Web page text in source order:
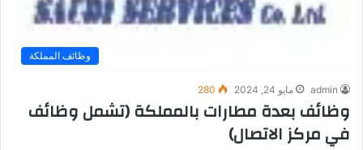
وظائف المملكة
admin مايو 24, 2024 280
وظائف بعدة مطارات بالمملكة (تشمل وظائف
في مركز الاتصال)